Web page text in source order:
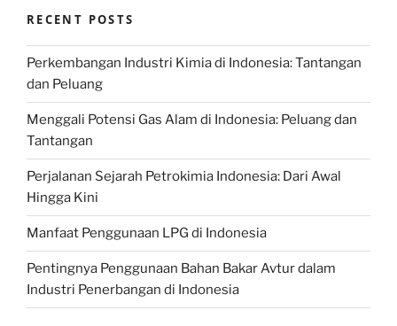
RECENT POSTS
Perkembangan Industri Kimia di Indonesia: Tantangan
dan Peluang
Menggali Potensi Gas Alam di Indonesia: Peluang dan
Tantangan
Perjalanan Sejarah Petrokimia Indonesia: Dari Awal
Hingga Kini
Manfaat Penggunaan LPG di Indonesia
Pentingnya Penggunaan Bahan Bakar Avtur dalam
Industri Penerbangan di Indonesia